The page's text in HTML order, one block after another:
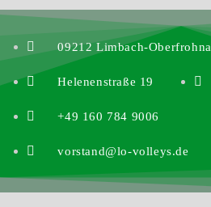
09212 Limbach-Oberfrohna
Helenenstraße 19
+49 160 784 9006
vorstand@lo-volleys.de